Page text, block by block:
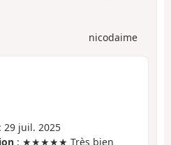
nicodaime
: 29 juil. 2025
: ★★★★★ Très bien